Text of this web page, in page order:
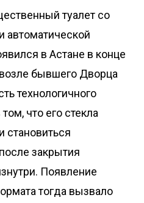
туалет со
автоматической
в Астане в конце
бывшего Дворца
технологичного
что его стекла
становиться
закрытия
Появление
тогда вызвало